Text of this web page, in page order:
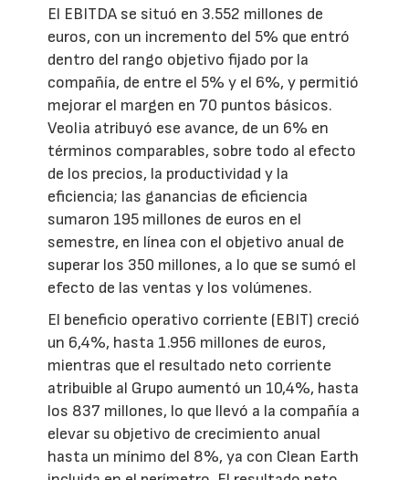
El EBITDA se situó en 3.552 millones de
euros, con un incremento del 5% que entró
dentro del rango objetivo fijado por la
compañía, de entre el 5% y el 6%, y permitió
mejorar el margen en 70 puntos básicos.
Veolia atribuyó ese avance, de un 6% en
términos comparables, sobre todo al efecto
de los precios, la productividad y la
eficiencia; las ganancias de eficiencia
sumaron 195 millones de euros en el
semestre, en línea con el objetivo anual de
superar los 350 millones, a lo que se sumó el
efecto de las ventas y los volúmenes.
El beneficio operativo corriente (EBIT) creció
un 6,4%, hasta 1.956 millones de euros,
mientras que el resultado neto corriente
atribuible al Grupo aumentó un 10,4%, hasta
los 837 millones, lo que llevó a la compañía a
elevar su objetivo de crecimiento anual
hasta un mínimo del 8%, ya con Clean Earth